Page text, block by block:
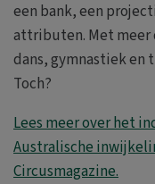
een bank, een
attributen. Met meer
dans, gymnastiek en
Toch?
Lees meer over het
Australische
Circusmagazine.